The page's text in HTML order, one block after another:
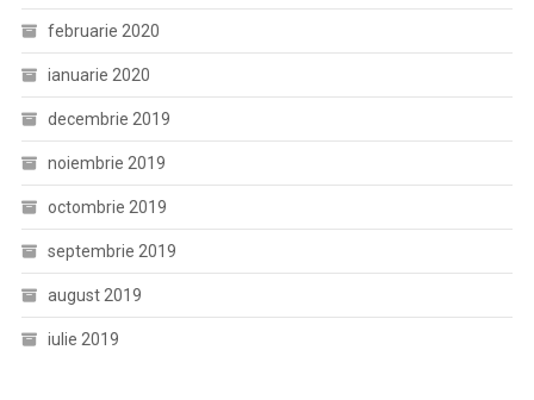
februarie 2020
ianuarie 2020
decembrie 2019
noiembrie 2019
octombrie 2019
septembrie 2019
august 2019
iulie 2019